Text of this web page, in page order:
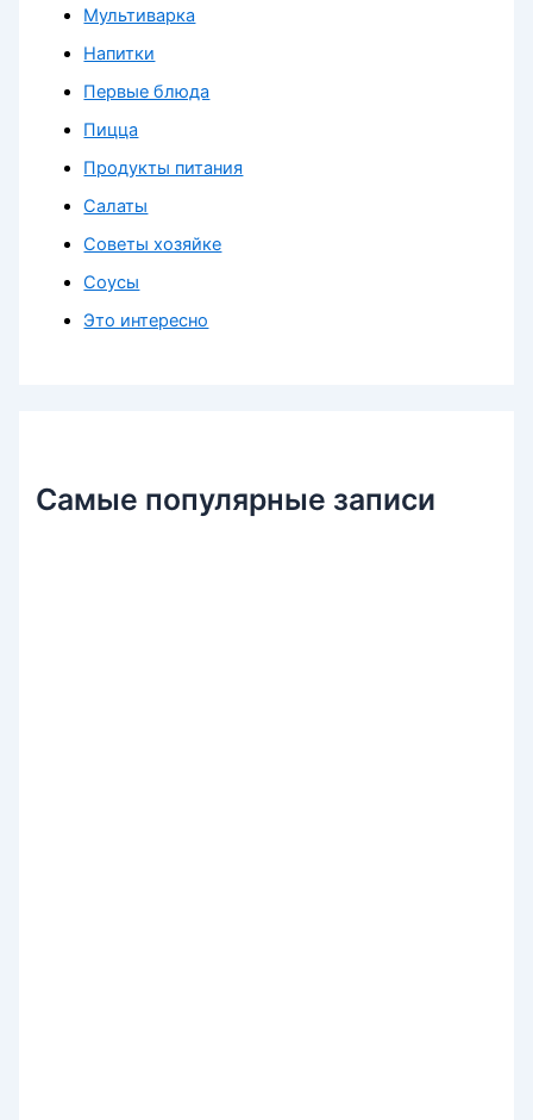
Мультиварка
Напитки
Первые блюда
Пицца
Продукты питания
Салаты
Советы хозяйке
Соусы
Это интересно
Самые популярные записи